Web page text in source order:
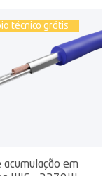
técnico grátis
acumulação em